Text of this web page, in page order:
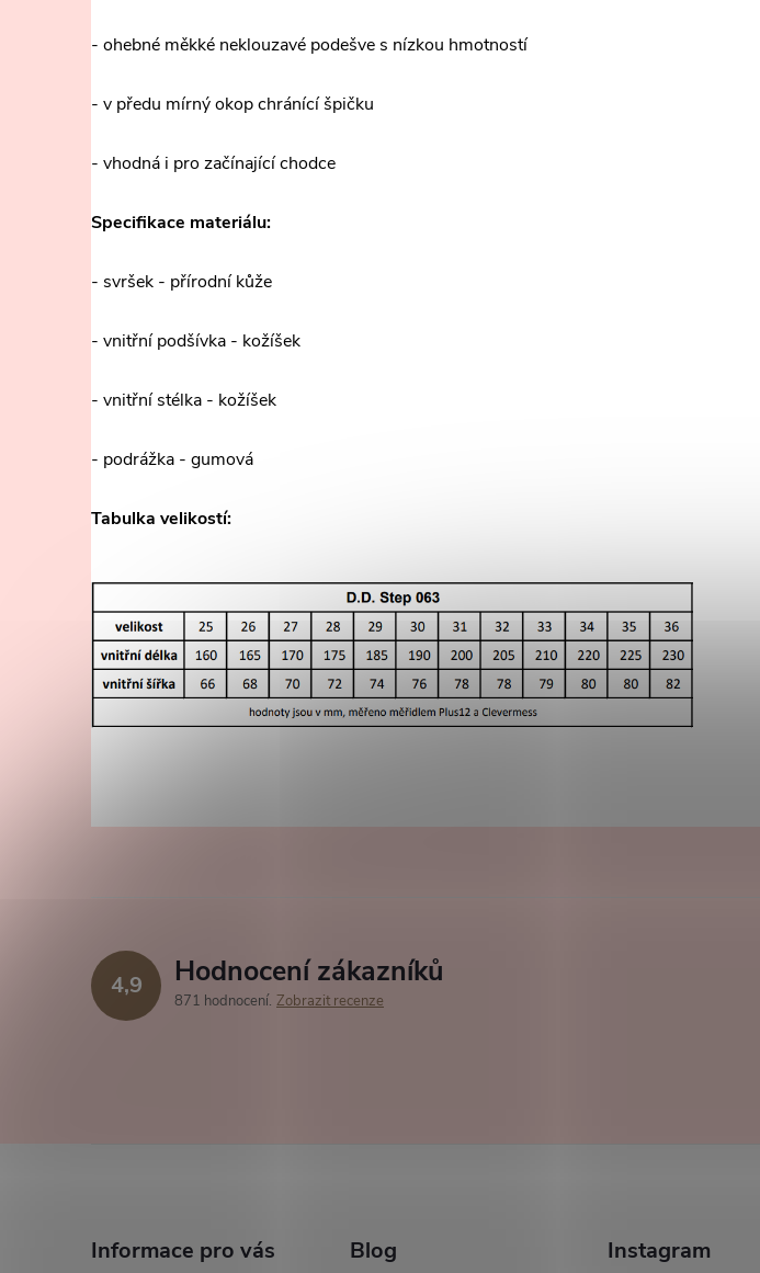
- ohebné měkké neklouzavé podešve s nízkou hmotností
- v předu mírný okop chránící špičku
- vhodná i pro začínající chodce
Specifikace materiálu:
- svršek - přírodní kůže
- vnitřní podšívka - kožíšek
- vnitřní stélka - kožíšek
- podrážka - gumová
Tabulka velikostí:
4,9 Hodnocení zákazníků
871 hodnocení Zobrazit recenze
Informace pro vás Blog Instagram